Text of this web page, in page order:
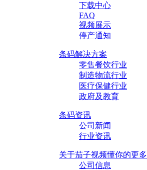
下载中心
FAQ
视频展示
停产通知
条码解决方案
零售餐饮行业
制造物流行业
医疗保健行业
政府及教育
条码资讯
公司新闻
行业资讯
关于茄子视频懂你的更多
公司信息